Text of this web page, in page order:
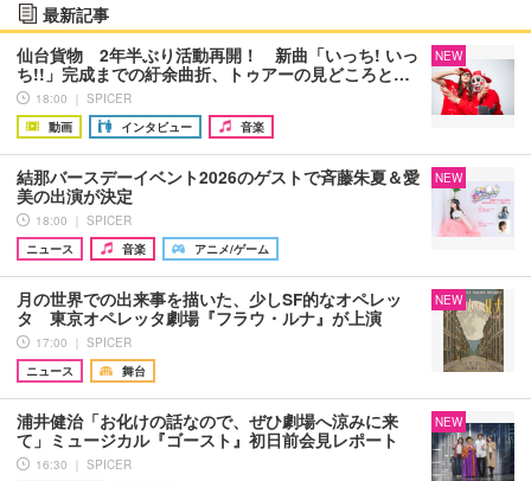
最新記事
仙台貨物 2年半ぶり活動再開！ 新曲「いっち! いっ
ち!!」完成までの紆余曲折、トゥアーの見どころと…
18:00 ｜ SPICER
動画
インタビュー 音楽
NEW
結那バースデーイベント2026のゲストで斉藤朱夏＆愛
美の出演が決定
18:00 ｜ SPICER
ニュース
音楽 アニメ/ゲーム
NEW
月の世界での出来事を描いた、少しSF的なオペレッ
タ 東京オペレッタ劇場『フラウ・ルナ』が上演
17:00 ｜ SPICER
ニュース
舞台
NEW
浦井健治「お化けの話なので、ぜひ劇場へ涼みに来
て」ミュージカル『ゴースト』初日前会見レポート
16:30 ｜ SPICER
NEW